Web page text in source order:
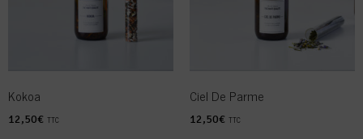
Kokoa
12,50€ TTC
Ciel De Parme
12,50€ TTC
S'IDENTIFIER